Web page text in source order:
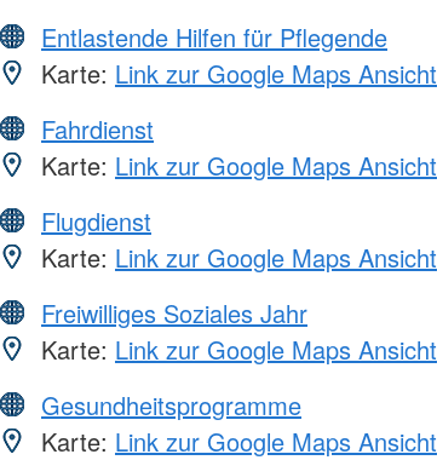
Entlastende Hilfen für Pflegende
Karte: Link zur Google Maps Ansicht
Fahrdienst
Karte: Link zur Google Maps Ansicht
Flugdienst
Karte: Link zur Google Maps Ansicht
Freiwilliges Soziales Jahr
Karte: Link zur Google Maps Ansicht
Gesundheitsprogramme
Karte: Link zur Google Maps Ansicht